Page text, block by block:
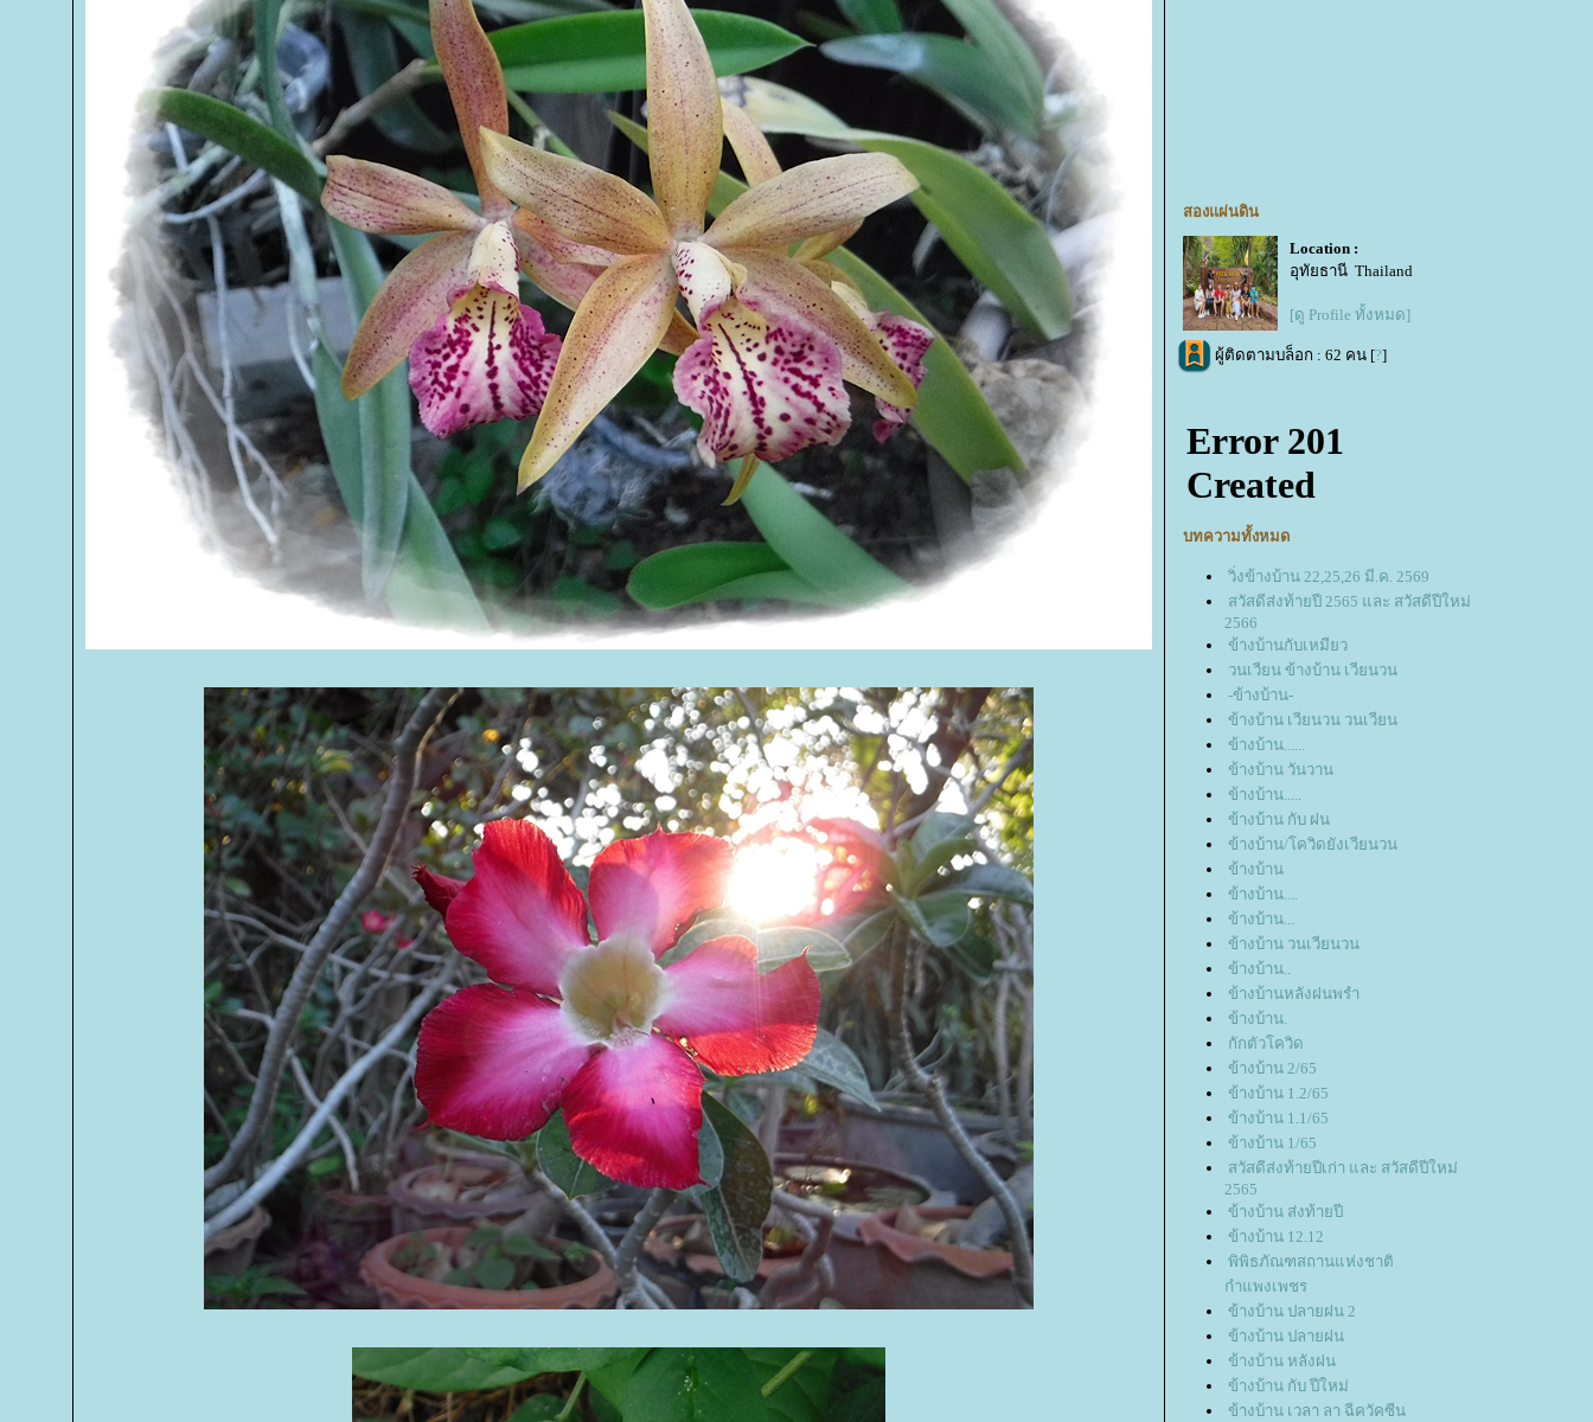
สองแผ่นดิน
Location :
อุทัยธานี Thailand
[ดู Profile ทั้งหมด]
ผู้ติดตามบล็อก : 62 คน [?]
บทความทั้งหมด
วิ่งข้างบ้าน 22,25,26 มี.ค. 2569
สวัสดีส่งท้ายปี 2565 และ สวัสดีปีใหม่
2566
ข้างบ้านกับเหมียว
วนเวียน ข้างบ้าน เวียนวน
-ข้างบ้าน-
ข้างบ้าน เวียนวน วนเวียน
ข้างบ้าน......
ข้างบ้าน วันวาน
ข้างบ้าน.....
ข้างบ้าน กับ ฝน
ข้างบ้าน/โควิดยังเวียนวน
ข้างบ้าน
ข้างบ้าน....
ข้างบ้าน...
ข้างบ้าน วนเวียนวน
ข้างบ้าน..
ข้างบ้านหลังฝนพรำ
ข้างบ้าน.
กักตัวโควิด
ข้างบ้าน 2/65
ข้างบ้าน 1.2/65
ข้างบ้าน 1.1/65
ข้างบ้าน 1/65
สวัสดีส่งท้ายปีเก่า และ สวัสดีปีใหม่
2565
ข้างบ้าน ส่งท้ายปี
ข้างบ้าน 12.12
พิพิธภัณฑสถานแห่งชาติ
กำแพงเพชร
ข้างบ้าน ปลายฝน 2
ข้างบ้าน ปลายฝน
ข้างบ้าน หลังฝน
ข้างบ้าน กับ ปีใหม่
ข้างบ้าน เวลา ลา ฉีควัคซีน